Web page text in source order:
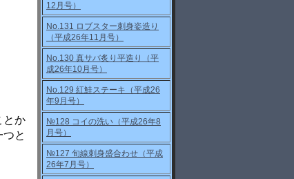
12月号）
No.131 ロブスター刺身姿造り
（平成26年11月号）
No.130 真サバ炙り平造り（平
成26年10月号）
No.129 紅鮭ステーキ（平成26
年9月号）
№128 コイの洗い（平成26年8
月号）
№127 旬線刺身盛合わせ（平成
26年7月号）
とか
と